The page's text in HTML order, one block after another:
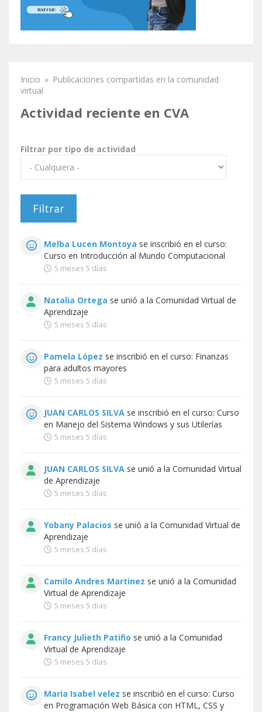
Se encuentra usted aquí
Inicio » Publicaciones compartidas en la comunidad
virtual
Actividad reciente en CVA
Filtrar por tipo de actividad
Melba Lucen Montoya se inscribió en el curso:
Curso en Introducción al Mundo Computacional
5 meses 5 días
Natalia Ortega se unió a la Comunidad Virtual de
Aprendizaje
5 meses 5 días
Pamela López se inscribió en el curso: Finanzas
para adultos mayores
5 meses 5 días
JUAN CARLOS SILVA se inscribió en el curso: Curso
en Manejo del Sistema Windows y sus Utilerías
5 meses 5 días
JUAN CARLOS SILVA se unió a la Comunidad Virtual
de Aprendizaje
5 meses 5 días
Yobany Palacios se unió a la Comunidad Virtual de
Aprendizaje
5 meses 5 días
Camilo Andres Martinez se unió a la Comunidad
Virtual de Aprendizaje
5 meses 5 días
Francy Julieth Patiño se unió a la Comunidad
Virtual de Aprendizaje
5 meses 5 días
Maria Isabel velez se inscribió en el curso: Curso
en Programación Web Básica con HTML, CSS y